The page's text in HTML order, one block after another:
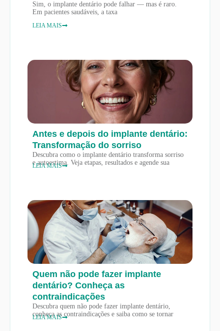
Sim, o implante dentário pode falhar — mas é raro.
Em pacientes saudáveis, a taxa
LEIA MAIS
Antes e depois do implante dentário:
Transformação do sorriso
Descubra como o implante dentário transforma sorriso
e autoestima. Veja etapas, resultados e agende sua
LEIA MAIS
Quem não pode fazer implante
dentário? Conheça as
contraindicações
Descubra quem não pode fazer implante dentário,
conheça as contraindicações e saiba como se tornar
LEIA MAIS